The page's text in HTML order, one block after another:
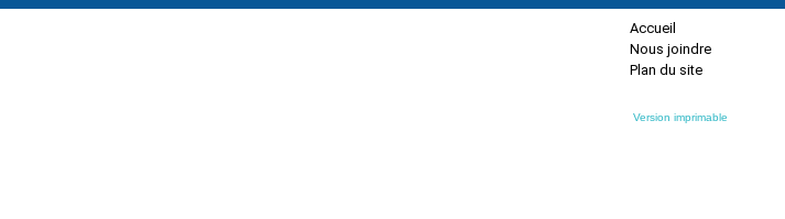
Accueil
Nous joindre
Plan du site
Version imprimable